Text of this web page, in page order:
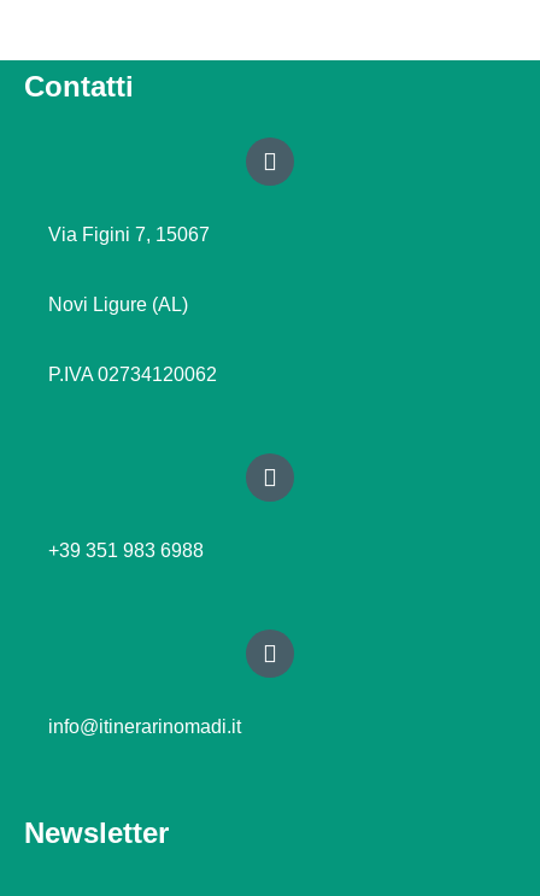
Contatti
Via Figini 7, 15067
Novi Ligure (AL)
P.IVA 02734120062
+39 351 983 6988
info@itinerarinomadi.it
Newsletter